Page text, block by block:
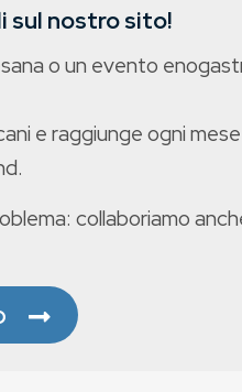
sul nostro sito!
o un evento
e raggiunge ogni
collaboriamo